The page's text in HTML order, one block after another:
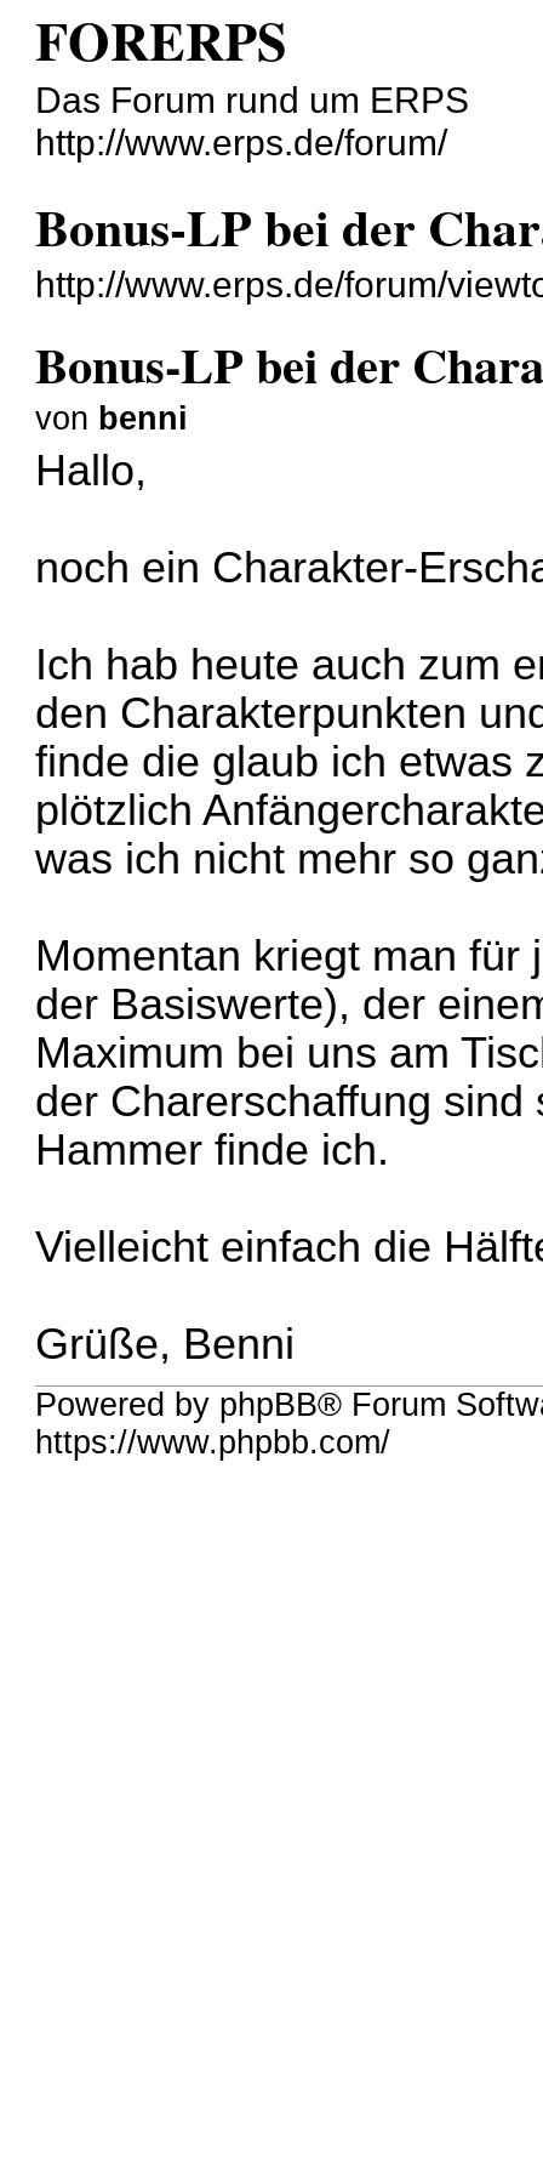
FORERPS
Das Forum rund um ERPS
http://www.erps.de/forum/
Bonus-LP bei der
http://www.erps.de/forum/
Bonus-LP bei der
von benni
Hallo,
noch ein Charakter-
Ich hab heute auch zum
den Charakterpunkten
finde die glaub ich etwas
plötzlich
was ich nicht mehr so
Momentan kriegt man für
der Basiswerte), der
Maximum bei uns am
der Charerschaffung
Hammer finde ich.
Vielleicht einfach die
Grüße, Benni
Powered by phpBB® Forum
https://www.phpbb.com/